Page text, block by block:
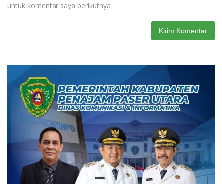
untuk komentar saya berikutnya.